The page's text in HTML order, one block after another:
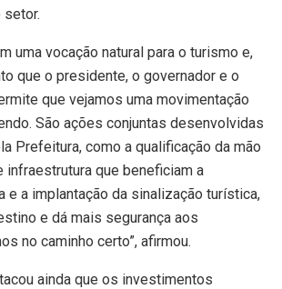
uma vocação natural para o turismo e,
que o presidente, o governador e o
que vejamos uma movimentação
São ações conjuntas desenvolvidas
Prefeitura, como a qualificação da mão
infraestrutura que beneficiam a
e a implantação da sinalização turística,
e dá mais segurança aos
no caminho certo”, afirmou.
ainda que os investimentos